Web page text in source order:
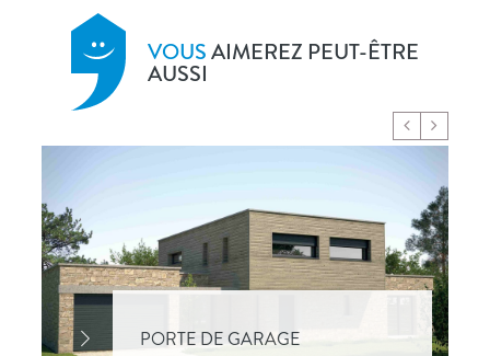
VOUSAIMEREZ PEUT-ÊTRE
AUSSI
PORTE DE GARAGE